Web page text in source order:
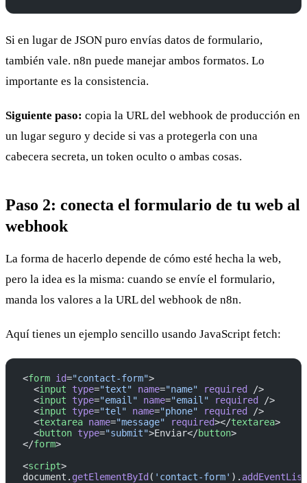
Si en lugar de JSON puro envías datos de formulario,
también vale. n8n puede manejar ambos formatos. Lo
importante es la consistencia.
Siguiente paso: copia la URL del webhook de producción en
un lugar seguro y decide si vas a protegerla con una
cabecera secreta, un token oculto o ambas cosas.
Paso 2: conecta el formulario de tu web al
webhook
La forma de hacerlo depende de cómo esté hecha la web,
pero la idea es la misma: cuando se envíe el formulario,
manda los valores a la URL del webhook de n8n.
Aquí tienes un ejemplo sencillo usando JavaScript fetch:
<form id="contact-form">
  <
input type="text" name="name" required
/>
  <
input type="email" name="email" required
/>
  <
input type="tel" name="phone" required
/>
  <
textarea name="message" required></textarea>
  <
button type="submit">Enviar</button>
</form>
<script>
document. getElementById ( 'contact-form' ).